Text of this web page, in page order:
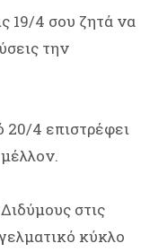
19/4 σου ζητά να
την
4 επιστρέφει
στις
κύκλο